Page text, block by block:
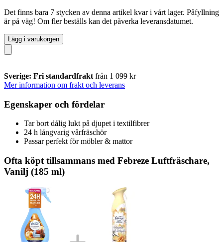
Det finns bara 7 stycken av denna artikel kvar i vårt lager. Påfyllning
är på väg! Om fler beställs kan det påverka leveransdatumet.
Lägg i varukorgen
Sverige: Fri standardfrakt från 1 099 kr
Mer information om frakt och leverans
Egenskaper och fördelar
Tar bort dålig lukt på djupet i textilfibrer
24 h långvarig vårfräschör
Passar perfekt för möbler & mattor
Ofta köpt tillsammans med Febreze Luftfräschare,
Vanilj (185 ml)